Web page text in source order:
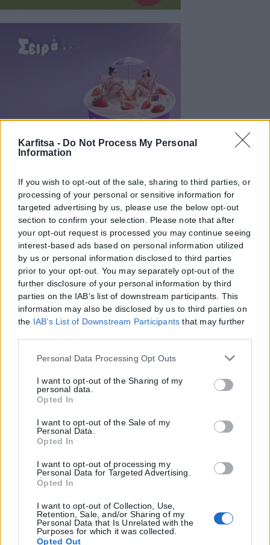
Karfitsa - Do Not Process My Personal
Information
If you wish to opt-out of the sale, sharing to third parties, or
processing of your personal or sensitive information for
targeted advertising by us, please use the below opt-out
section to confirm your selection. Please note that after
your opt-out request is processed you may continue seeing
interest-based ads based on personal information utilized
by us or personal information disclosed to third parties
prior to your opt-out. You may separately opt-out of the
further disclosure of your personal information by third
parties on the IAB’s list of downstream participants. This
information may also be disclosed by us to third parties on
the IAB’s List of Downstream Participants that may further
Please note that this website/app uses one or more Google
but not limited to your visit or usage behaviour. You may
click to grant or deny consent to Google and its third-party
tags to use your data for below specified purposes in below
Google consent section.
Personal Data Processing Opt Outs
I want to opt-out of the Sharing of my
personal data.
Opted In
I want to opt-out of the Sale of my
Personal Data.
Opted In
I want to opt-out of processing my
Personal Data for Targeted Advertising.
Opted In
I want to opt-out of Collection, Use,
Retention, Sale, and/or Sharing of my
Personal Data that Is Unrelated with the
Purposes for which it was collected.
Opted Out